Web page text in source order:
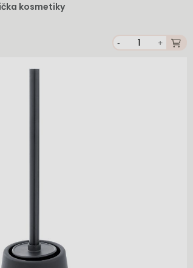
kosmetiky
- +